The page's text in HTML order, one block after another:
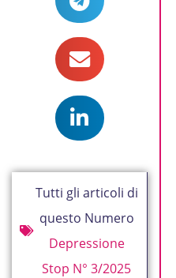
Tutti gli articoli di
questo Numero
Depressione
Stop N° 3/2025